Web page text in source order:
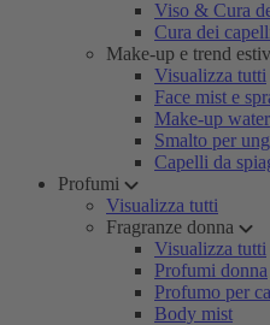
Viso & Cura
Cura dei
Make-up e trend
Visualizza tutti
Face mist e
Make-up
Smalto per
Capelli da
Profumi
Visualizza tutti
Fragranze donna
Visualizza tutti
Profumi donna
Profumo per
Body mist